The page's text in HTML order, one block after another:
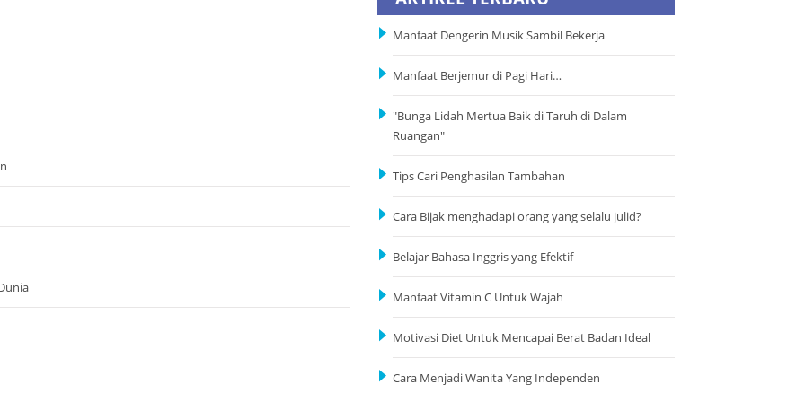
Manfaat Dengerin Musik Sambil Bekerja
Manfaat Berjemur di Pagi Hari…
"Bunga Lidah Mertua Baik di Taruh di Dalam
Ruangan"
Tips Cari Penghasilan Tambahan
Cara Bijak menghadapi orang yang selalu julid?
Belajar Bahasa Inggris yang Efektif
Manfaat Vitamin C Untuk Wajah
Motivasi Diet Untuk Mencapai Berat Badan Ideal
Cara Menjadi Wanita Yang Independen